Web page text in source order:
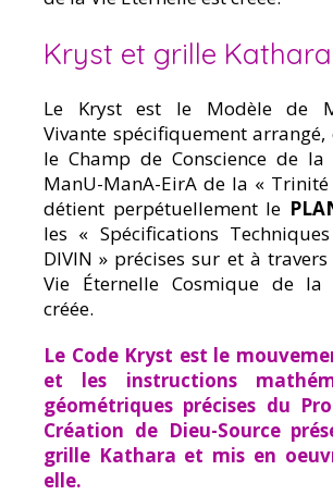
Kryst et grille Kathara
Le Kryst est le Modèle de
Vivante spécifiquement arrangé,
le Champ de Conscience de la
ManU-ManA-EirA de la «
détient perpétuellement le
les « Spécifications
DIVIN » précises sur et à
Vie Éternelle Cosmique de la
créée.
Le Code Kryst est le
et les instructions
géométriques précises du
Création de Dieu-Source
grille Kathara et mis en
elle.